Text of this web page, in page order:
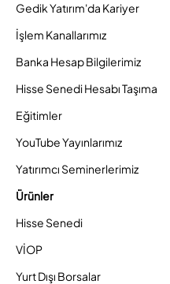
Gedik Yatırım'da Kariyer
İşlem Kanallarımız
Banka Hesap Bilgilerimiz
Hisse Senedi Hesabı Taşıma
Eğitimler
YouTube Yayınlarımız
Yatırımcı Seminerlerimiz
Ürünler
Hisse Senedi
VİOP
Yurt Dışı Borsalar